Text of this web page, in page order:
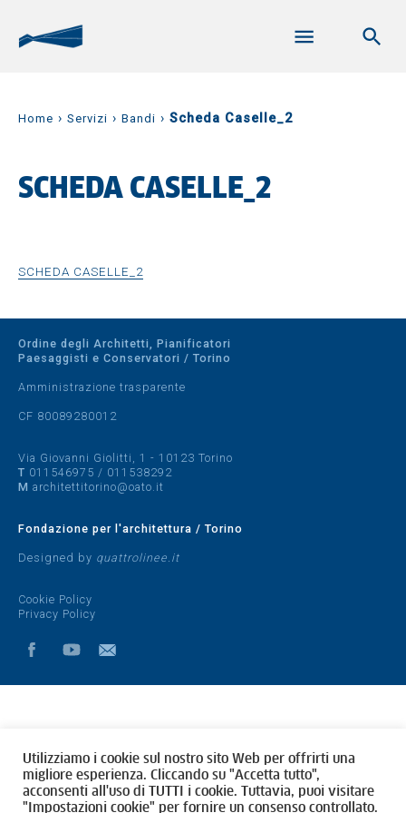
Home › Servizi › Bandi › Scheda Caselle_2
SCHEDA CASELLE_2
SCHEDA CASELLE_2
Ordine degli Architetti, Pianificatori
Paesaggisti e Conservatori / Torino
Amministrazione trasparente
CF 80089280012
Via Giovanni Giolitti, 1 - 10123 Torino
T 011546975 / 011538292
M architettitorino@oato.it
Fondazione per l'architettura / Torino
Designed by quattrolinee.it
Cookie Policy
Privacy Policy
Utilizziamo i cookie sul nostro sito Web per offrirti una
migliore esperienza. Cliccando su "Accetta tutto",
acconsenti all'uso di TUTTI i cookie. Tuttavia, puoi visitare
"Impostazioni cookie" per fornire un consenso controllato.